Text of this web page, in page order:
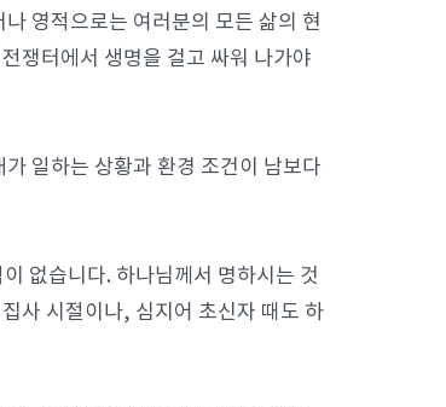
영적으로는 여러분의 모든 삶의 현
쟁터에서 생명을 걸고 싸워 나가야
일하는 상황과 환경 조건이 남보다
없습니다. 하나님께서 명하시는 것
사 시절이나, 심지어 초신자 때도 하